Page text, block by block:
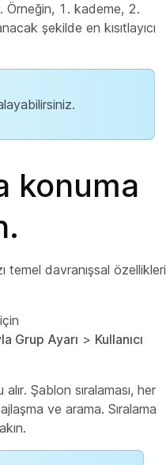
Örneğin, 1. kademe, 2.
şekilde en kısıtlayıcı
konuma
temel davranışsal özellikleri
Grup Ayarı > Kullanıcı
Şablon sıralaması, her
ve arama. Sıralama